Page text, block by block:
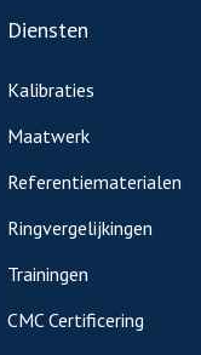
Diensten
Kalibraties
Maatwerk
Referentiematerialen
Ringvergelijkingen
Trainingen
CMC Certificering